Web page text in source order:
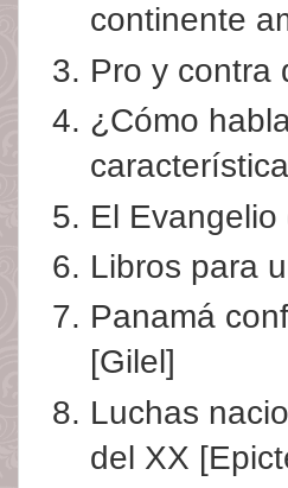
continente
Pro y contra
¿Cómo
El
Libros para
Panamá
[Gilel]
Luchas
del XX